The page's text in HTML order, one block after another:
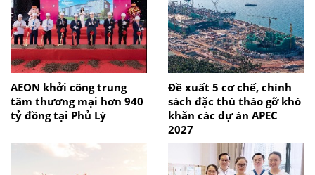
AEON khởi công trung
tâm thương mại hơn 940
tỷ đồng tại Phủ Lý
Đề xuất 5 cơ chế, chính
sách đặc thù tháo gỡ khó
khăn các dự án APEC
2027